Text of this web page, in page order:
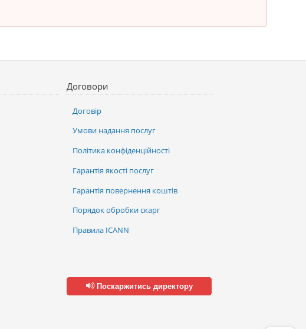
Договори
Договір
Умови надання послуг
Політика конфіденційності
Гарантія якості послуг
Гарантія повернення коштів
Порядок обробки скарг
Правила ICANN
Поскаржитись директору